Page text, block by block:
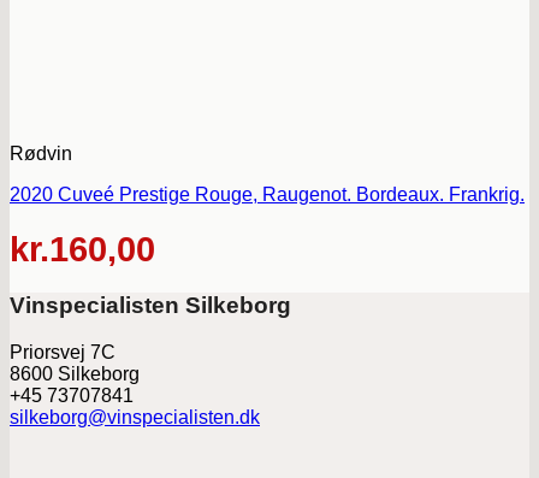
Rødvin
2020 Cuveé Prestige Rouge, Raugenot. Bordeaux. Frankrig.
kr.160,00
Vinspecialisten Silkeborg
Priorsvej 7C
8600 Silkeborg
+45 73707841
silkeborg@vinspecialisten.dk